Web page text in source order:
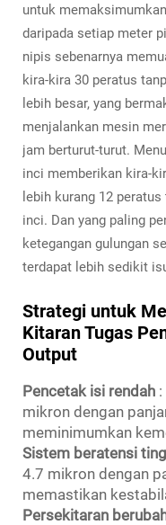
untuk
daripada setiap meter
nipis sebenarnya
kira-kira 30 peratus
lebih besar, yang
menjalankan mesin
jam berturut-turut.
inci memberikan kira-
lebih kurang 12
inci. Dan yang paling
ketegangan gulungan
terdapat lebih sedikit
Strategi untuk
Kitaran Tugas
Output
Pencetak isi rendah
mikron dengan
meminimumkan
Sistem beratensi
4.7 mikron dengan
memastikan
Persekitaran